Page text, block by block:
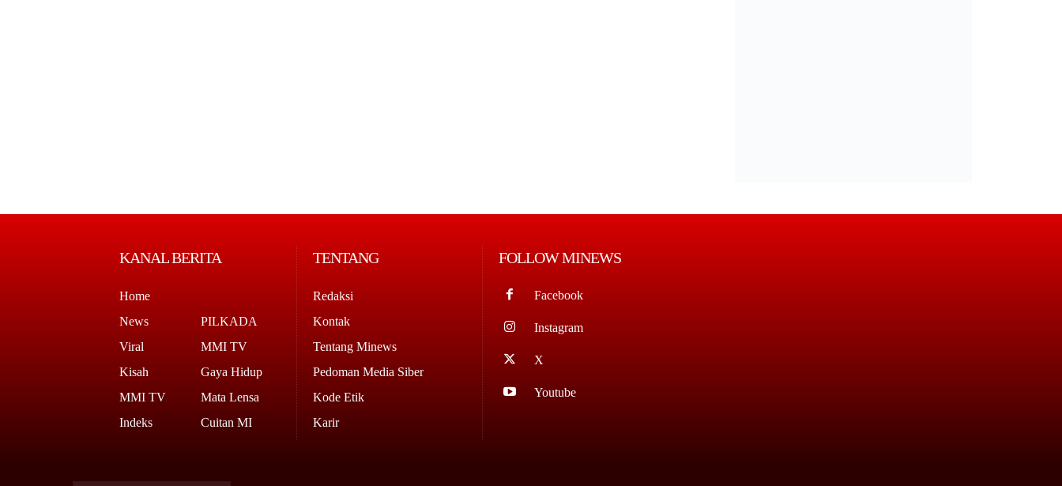
KANAL BERITA
Home
News
Viral
Kisah
MMI TV
Indeks
PILKADA
MMI TV
Gaya Hidup
Mata Lensa
Cuitan MI
TENTANG
Redaksi
Kontak
Tentang Minews
Pedoman Media Siber
Kode Etik
Karir
FOLLOW MINEWS
Facebook
Instagram
X
Youtube